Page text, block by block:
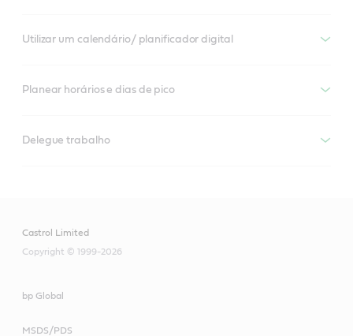
Utilizar um calendário/ planificador digital
Planear horários e dias de pico
Delegue trabalho
Castrol Limited
Copyright © 1999-2026
bp Global
MSDS/PDS